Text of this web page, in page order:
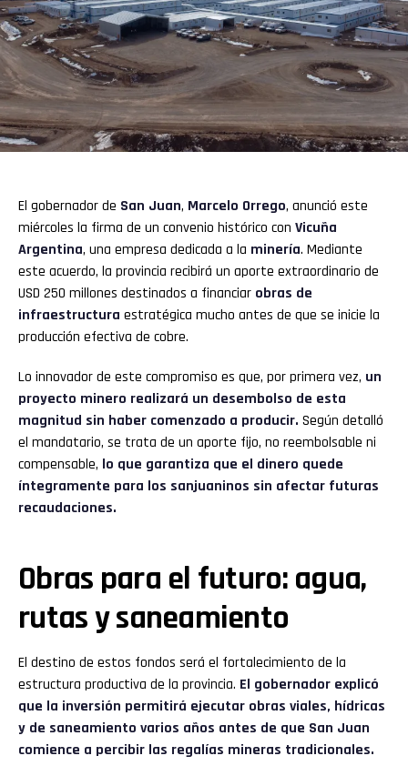
El gobernador de San Juan, Marcelo Orrego, anunció este
miércoles la firma de un convenio histórico con Vicuña
Argentina, una empresa dedicada a la minería. Mediante
este acuerdo, la provincia recibirá un aporte extraordinario de
USD 250 millones destinados a financiar obras de
infraestructura estratégica mucho antes de que se inicie la
producción efectiva de cobre.
Lo innovador de este compromiso es que, por primera vez, un
proyecto minero realizará un desembolso de esta
magnitud sin haber comenzado a producir. Según detalló
el mandatario, se trata de un aporte fijo, no reembolsable ni
compensable, lo que garantiza que el dinero quede
íntegramente para los sanjuaninos sin afectar futuras
recaudaciones.
Obras para el futuro: agua,
rutas y saneamiento
El destino de estos fondos será el fortalecimiento de la
estructura productiva de la provincia. El gobernador explicó
que la inversión permitirá ejecutar obras viales, hídricas
y de saneamiento varios años antes de que San Juan
comience a percibir las regalías mineras tradicionales.